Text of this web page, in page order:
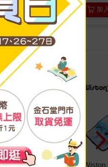
加入購物車 加
W121 相機郵